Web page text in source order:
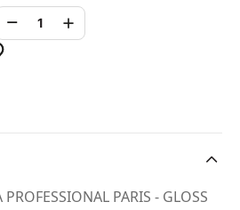
1
PARIS - GLOSS